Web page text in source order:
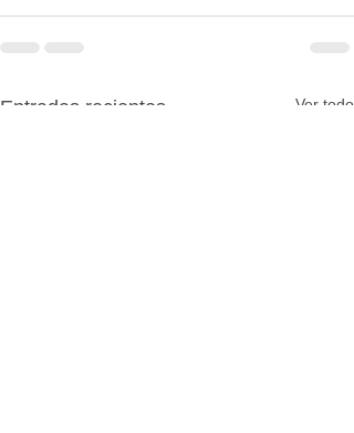
Entradas recientes Ver todo